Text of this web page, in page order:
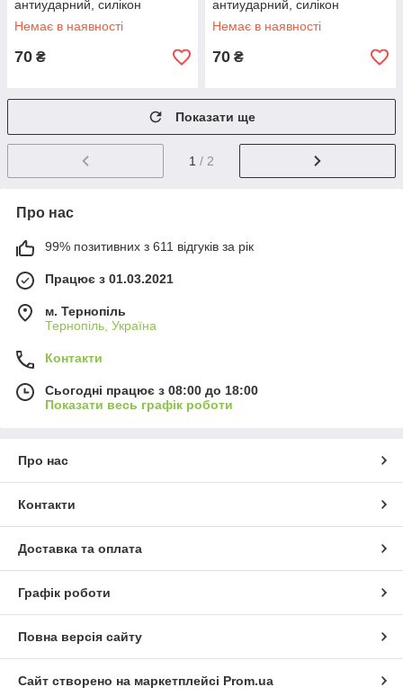
антиударний, силікон
Немає в наявності
70 ₴
антиударний, силікон
Немає в наявності
70 ₴
Показати ще
1 / 2
Про нас
99% позитивних з 611 відгуків за рік
Працює з 01.03.2021
м. Тернопіль
Тернопіль, Україна
Контакти
Сьогодні працює з 08:00 до 18:00
Показати весь графік роботи
Про нас
Контакти
Доставка та оплата
Графік роботи
Повна версія сайту
Сайт створено на маркетплейсі Prom.ua